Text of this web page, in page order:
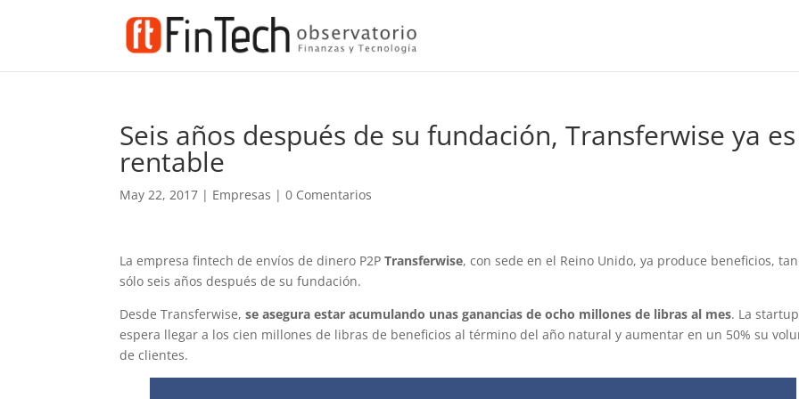
Seis años después de su fundación, Transferwise ya es
rentable
May 22, 2017 | Empresas |0 Comentarios
La empresa fintech de envíos de dinero P2PTransferwise, con sede en el Reino Unido, ya produce beneficios, tan
sólo seis años después de su fundación.
Desde Transferwise, se asegura estar acumulando unas ganancias de ocho millones de libras al mes. La startup
espera llegar a los cien millones de libras de beneficios al término del año natural y aumentar en un 50% su
de clientes.